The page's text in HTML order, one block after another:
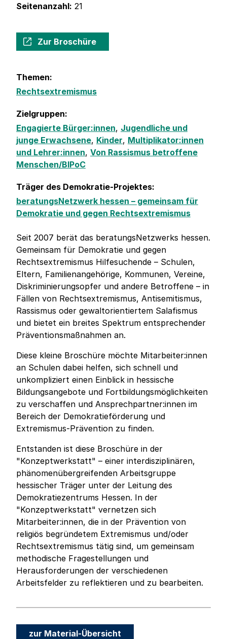
Seitenanzahl: 21
Zur Broschüre
Themen:
Rechtsextremismus
Zielgruppen:
Engagierte Bürger:innen, Jugendliche und
junge Erwachsene, Kinder, Multiplikator:innen
und Lehrer:innen, Von Rassismus betroffene
Menschen/BIPoC
Träger des Demokratie-Projektes:
beratungsNetzwerk hessen – gemeinsam für
Demokratie und gegen Rechtsextremismus
Seit 2007 berät das beratungsNetzwerks hessen.
Gemeinsam für Demokratie und gegen
Rechtsextremismus Hilfesuchende – Schulen,
Eltern, Familienangehörige, Kommunen, Vereine,
Diskriminierungsopfer und andere Betroffene – in
Fällen von Rechtsextremismus, Antisemitismus,
Rassismus oder gewaltorientiertem Salafismus
und bietet ein breites Spektrum entsprechender
Präventionsmaßnahmen an.
Diese kleine Broschüre möchte Mitarbeiter:innen
an Schulen dabei helfen, sich schnell und
unkompliziert einen Einblick in hessische
Bildungsangebote und Fortbildungsmöglichkeiten
zu verschaffen und Ansprechpartner:innen im
Bereich der Demokratieförderung und
Extremismus-Prävention zu finden.
Entstanden ist diese Broschüre in der
"Konzeptwerkstatt" – einer interdisziplinären,
phänomenübergreifenden Arbeitsgruppe
hessischer Träger unter der Leitung des
Demokratiezentrums Hessen. In der
"Konzeptwerkstatt" vernetzen sich
Mitarbeiter:innen, die in der Prävention von
religiös begründetem Extremismus und/oder
Rechtsextremismus tätig sind, um gemeinsam
methodische Fragestellungen und
Herausforderungen der verschiedenen
Arbeitsfelder zu reflektieren und zu bearbeiten.
zur Material-Übersicht